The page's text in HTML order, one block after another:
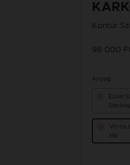
Kontúr
98 000
Anyag
Ezüst
Sterling
Vörös
14k